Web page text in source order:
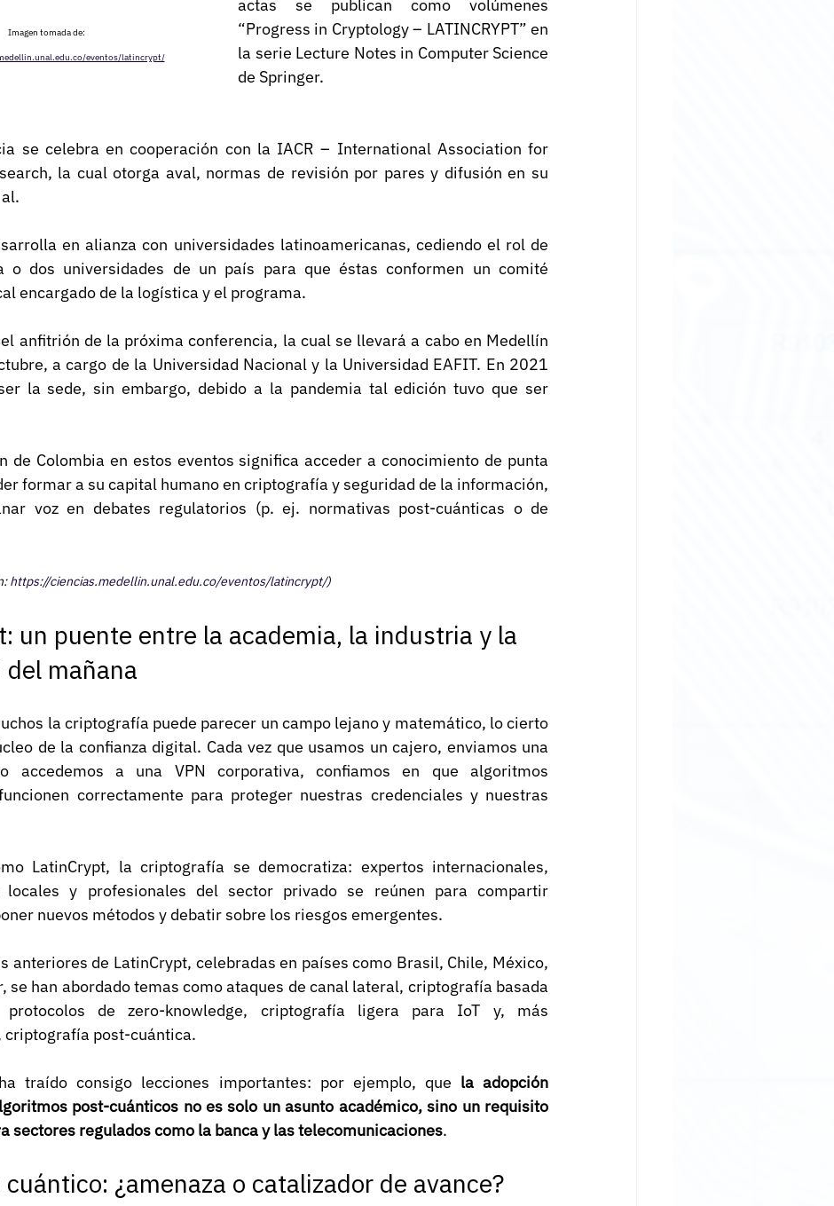
Imagen tomada de:
eventos/latincrypt/
actas se publican como volúmenes
“Progress in Cryptology – LATINCRYPT” en
la serie Lecture Notes in Computer Science
de Springer.
se celebra en cooperación con la IACR – International Association for
la cual otorga aval, normas de revisión por pares y difusión en su
en alianza con universidades latinoamericanas, cediendo el rol de
o dos universidades de un país para que éstas conformen un comité
encargado de la logística y el programa.
anfitrión de la próxima conferencia, la cual se llevará a cabo en Medellín
a cargo de la Universidad Nacional y la Universidad EAFIT. En 2021
la sede, sin embargo, debido a la pandemia tal edición tuvo que ser
de Colombia en estos eventos significa acceder a conocimiento de punta
formar a su capital humano en criptografía y seguridad de la información,
voz en debates regulatorios (p. ej. normativas post-cuánticas o de
https://ciencias.medellin.unal.edu.co/eventos/latincrypt/)
un puente entre la academia, la industria y la
mañana
la criptografía puede parecer un campo lejano y matemático, lo cierto
de la confianza digital. Cada vez que usamos un cajero, enviamos una
accedemos a una VPN corporativa, confiamos en que algoritmos
correctamente para proteger nuestras credenciales y nuestras
LatinCrypt, la criptografía se democratiza: expertos internacionales,
locales y profesionales del sector privado se reúnen para compartir
nuevos métodos y debatir sobre los riesgos emergentes.
anteriores de LatinCrypt, celebradas en países como Brasil, Chile, México,
se han abordado temas como ataques de canal lateral, criptografía basada
protocolos de zero-knowledge, criptografía ligera para IoT y, más
criptografía post-cuántica.
traído consigo lecciones importantes: por ejemplo, que la adopción
post-cuánticos no es solo un asunto académico, sino un requisito
sectores regulados como la banca y las telecomunicaciones.
¿amenaza o catalizador de avance?